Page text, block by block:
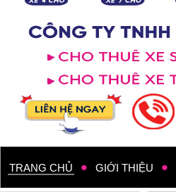
TRANG CHỦ GIỚI THIỆU